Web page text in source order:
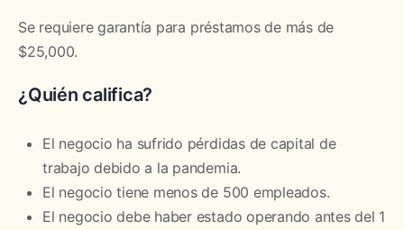
Se requiere garantía para préstamos de más de
$25,000.
¿Quién califica?
El negocio ha sufrido pérdidas de capital de
trabajo debido a la pandemia.
El negocio tiene menos de 500 empleados.
El negocio debe haber estado operando antes del 1